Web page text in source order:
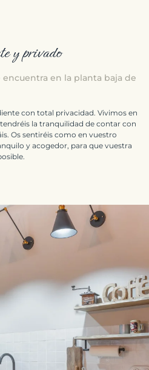
y privado
en la planta baja de
con total privacidad. Vivimos en
la tranquilidad de contar con
Os sentiréis como en vuestro
y acogedor, para que vuestra